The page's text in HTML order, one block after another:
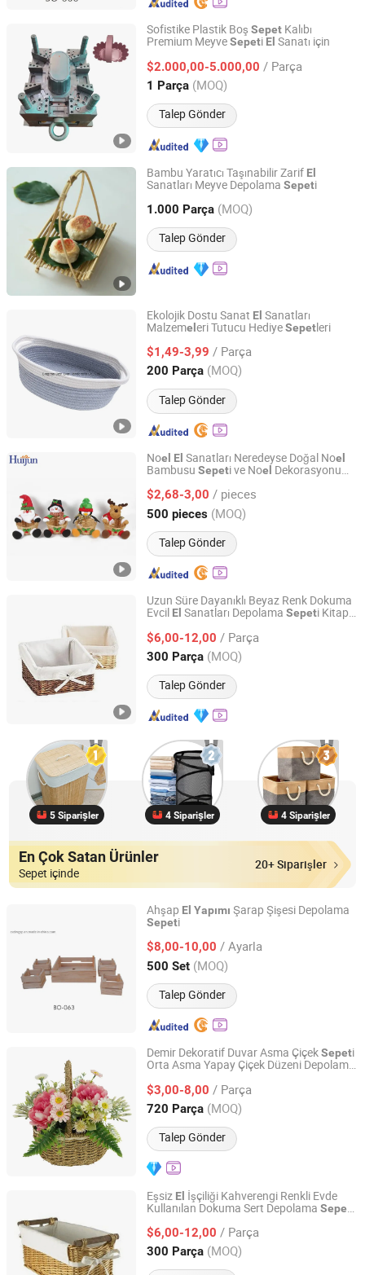
Sofistike Plastik Boş Sepet Kalıbı
Premium MeyveSepeti El Sanatı için
$2.000,00-5.000,00 / Parça
1 Parça (MOQ)
Talep Gönder
Dongguan Howe Precision Mold Co.,LTD
Guangdong, China Fiyat 2018
Bambu Yaratıcı Taşınabilir Zarif El
Sanatları Meyve Depolama Sepeti
1.000 Parça (MOQ)
Talep Gönder
Xiamen Ebei Import & Export Co., Ltd.
Fujian, China Fiyat 2012
Ekolojik Dostu Sanat El Sanatları
Malzemel eri Tutucu HediyeSepetleri
$1,49-3,99 / Parça
200 Parça (MOQ)
Talep Gönder
Qingdao Best Ever Handcrafts Co., Ltd.
Shandong, China Fiyat 2020
Noel El Sanatları Neredeyse Doğal Noel
Bambusu Sepeti ve Noel Dekorasyonu
$2,68-3,00 / pieces
500 pieces (MOQ)
Talep Gönder
Shantou Chenghai Huijun Crafts & Gifts Co., Ltd.
Guangdong, China Fiyat 2024
Uzun Süre Dayanıklı Beyaz Renk Dokuma
Evcil El Sanatları Depolama Sepeti Kitap
$6,00-12,00 / Parça
300 Parça (MOQ)
Talep Gönder
Linyi Hengyibo Arts and Crafts Co., Ltd.
Shandong, China Fiyat 2025
5 Siparişler 4 Siparişler 4 Siparişler
En Çok Satan Ürünler
Sepet içinde
20+ Siparişler
Ahşap El Yapımı Şarap Şişesi Depolama
Sepeti
$8,00-10,00 / Ayarla
500 Set (MOQ)
Talep Gönder
CAO COUNTY DAWANG ARTS AND CRAFTS CO., LTD.
Shandong, China Fiyat 2020
Demir Dekoratif Duvar Asma ÇiçekSepeti
Orta Asma Yapay Çiçek Düzeni Depolama
$3,00-8,00 / Parça
720 Parça (MOQ)
Talep Gönder
Nanjing Dongyu Home Arts and Crafts Co., Ltd
Jiangsu, China Fiyat 2026
Eşsiz El İşçiliği Kahverengi Renkli Evde
Kullanılan Dokuma Sert Depolama Sepet
$6,00-12,00 / Parça
300 Parça (MOQ)
Linyi Hengyibo Arts and Crafts Co., Ltd.
Shandong, China Fiyat 2025